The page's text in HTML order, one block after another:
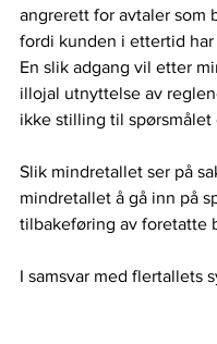
angrerett for avtaler som
fordi kunden i ettertid
En slik adgang vil etter
illojal utnyttelse av
ikke stilling til
Slik mindretallet ser på
mindretallet å gå inn på
tilbakeføring av foretatte
I samsvar med flertallets